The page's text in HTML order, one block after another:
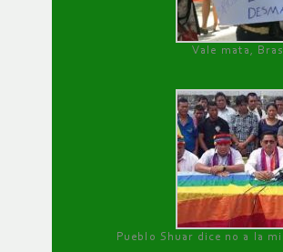
Vale mata,
Pueblo Shuar dice no a la